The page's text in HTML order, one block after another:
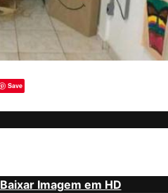
Save
Baixar Imagem em HD